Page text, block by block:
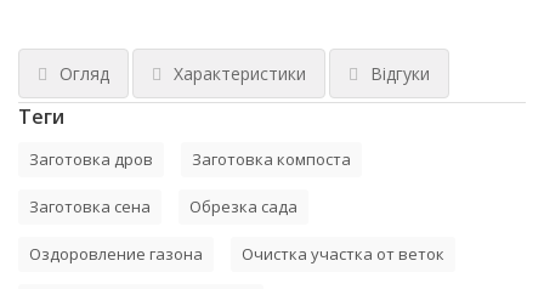
Огляд Характеристики Відгуки
Теги
Заготовка дров Заготовка компоста
Заготовка сена Обрезка сада
Оздоровление газона Очистка участка от веток